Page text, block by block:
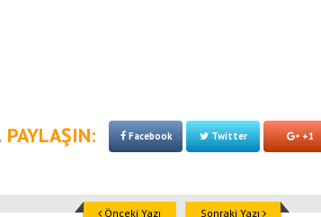
PAYLAŞIN: Facebook Twitter +1
Önceki Yazı Sonraki Yazı